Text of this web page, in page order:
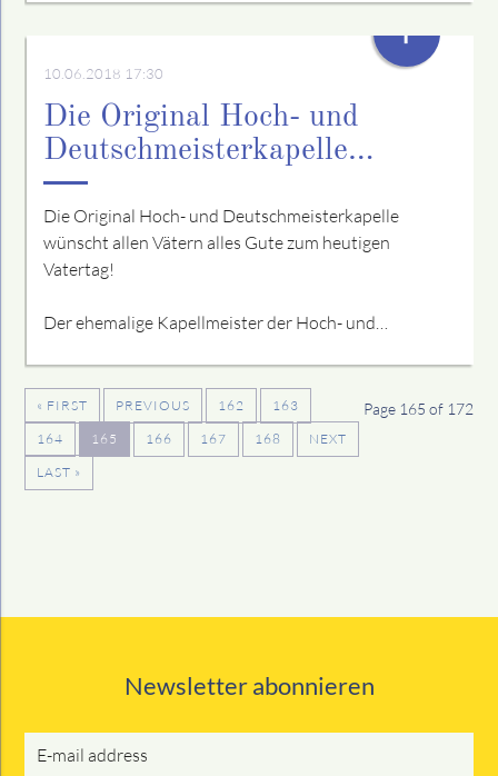
10.06.2018 17:30
Die Original Hoch- und
Deutschmeisterkapelle…
Die Original Hoch- und Deutschmeisterkapelle
wünscht allen Vätern alles Gute zum heutigen
Vatertag!
Der ehemalige Kapellmeister der Hoch- und…
+
Page 165 of 172
« FIRST PREVIOUS 162
163
164
165 166 167 168
NEXT
LAST »
Newsletter abonnieren
address